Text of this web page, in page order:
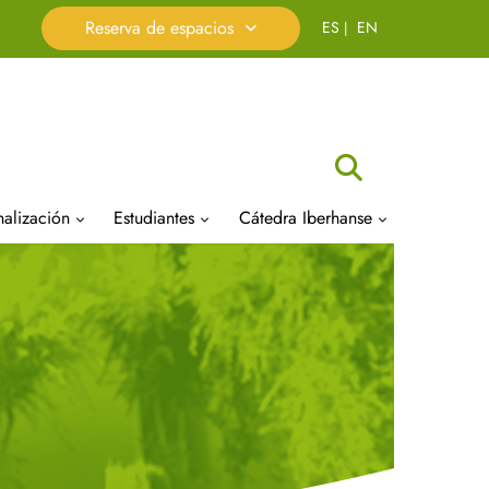
Reserva de espacios
Buscar
de Prácticas en
y Empleo (SPEE)
oficial de Biólogos
empresariales MUBA
Orientación
Estudiantes
Delegación de Alumnos
Aula de Cultura
Orientación y Acción Tutorial
Atención a la Discapacidad,
NEAE y problemas de salud
Cátedra Iberhanse
Presentación
Organigrama
Premios y Becas
Actividades
Publicaciones